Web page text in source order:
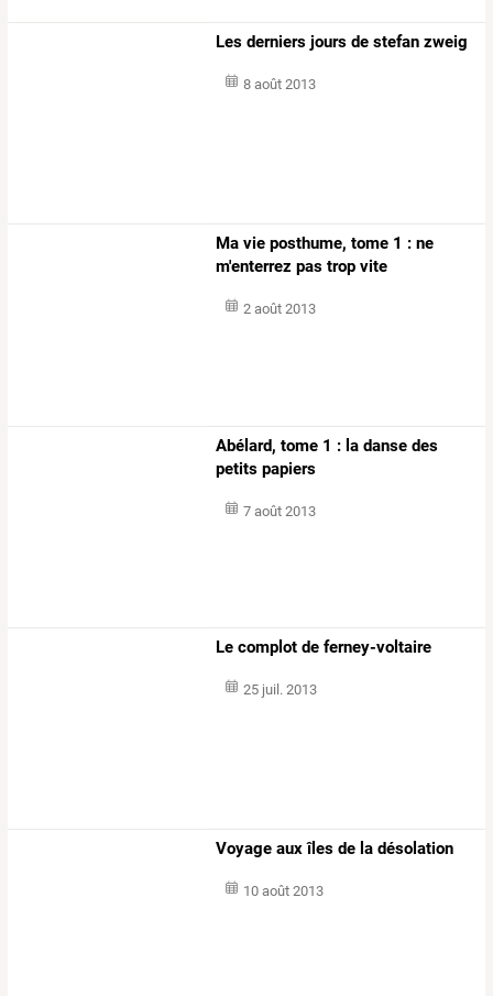
Les derniers jours de stefan zweig
8 août 2013
Ma vie posthume, tome 1 : ne
m'enterrez pas trop vite
2 août 2013
Abélard, tome 1 : la danse des
petits papiers
7 août 2013
Le complot de ferney-voltaire
25 juil. 2013
Voyage aux îles de la désolation
10 août 2013